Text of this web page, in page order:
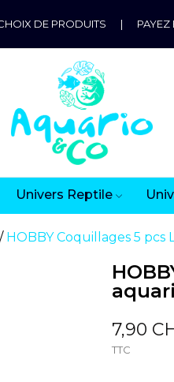
DE PRODUITS | PAYEZ
Univers Reptile
HOBBY Coquillages 5
7,90
TTC